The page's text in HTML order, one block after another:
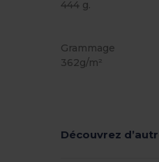
444 g.
Grammage
362g/m²
Découvrez